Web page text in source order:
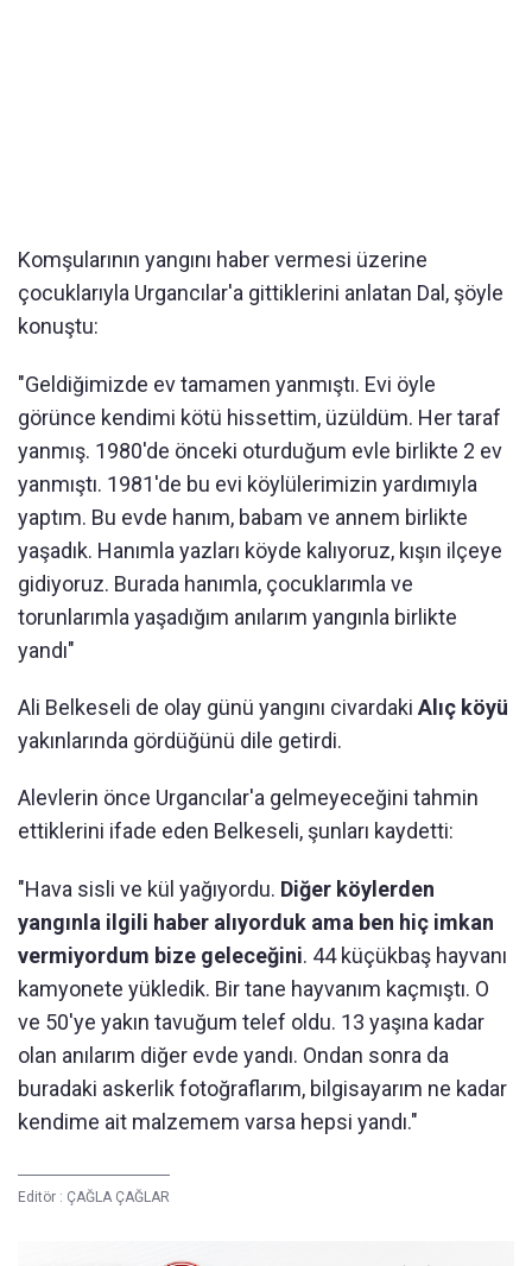
Komşularının yangını haber vermesi üzerine
çocuklarıyla Urgancılar'a gittiklerini anlatan Dal, şöyle
konuştu:
"Geldiğimizde ev tamamen yanmıştı. Evi öyle
görünce kendimi kötü hissettim, üzüldüm. Her taraf
yanmış. 1980'de önceki oturduğum evle birlikte 2 ev
yanmıştı. 1981'de bu evi köylülerimizin yardımıyla
yaptım. Bu evde hanım, babam ve annem birlikte
yaşadık. Hanımla yazları köyde kalıyoruz, kışın ilçeye
gidiyoruz. Burada hanımla, çocuklarımla ve
torunlarımla yaşadığım anılarım yangınla birlikte
yandı"
Ali Belkeseli de olay günü yangını civardaki Alıç köyü
yakınlarında gördüğünü dile getirdi.
Alevlerin önce Urgancılar'a gelmeyeceğini tahmin
ettiklerini ifade eden Belkeseli, şunları kaydetti:
"Hava sisli ve kül yağıyordu. Diğer köylerden
yangınla ilgili haber alıyorduk ama ben hiç imkan
vermiyordum bize geleceğini. 44 küçükbaş hayvanı
kamyonete yükledik. Bir tane hayvanım kaçmıştı. O
ve 50'ye yakın tavuğum telef oldu. 13 yaşına kadar
olan anılarım diğer evde yandı. Ondan sonra da
buradaki askerlik fotoğraflarım, bilgisayarım ne kadar
kendime ait malzemem varsa hepsi yandı."
Editör : ÇAĞLA ÇAĞLAR